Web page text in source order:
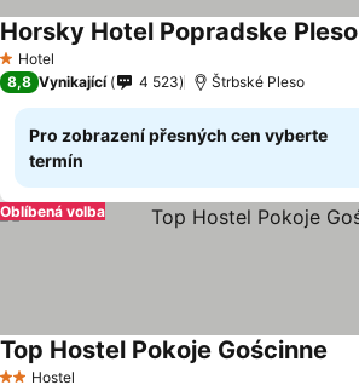
1 Počet hvězdiček
Hotel
Horsky Hotel Popradske Pleso
8,8 Vynikající 4 523 Štrbské Pleso
Pro zobrazení přesných cen vyberte
termín
Oblíbená volba
Hostel
Top Hostel Pokoje Gościnne